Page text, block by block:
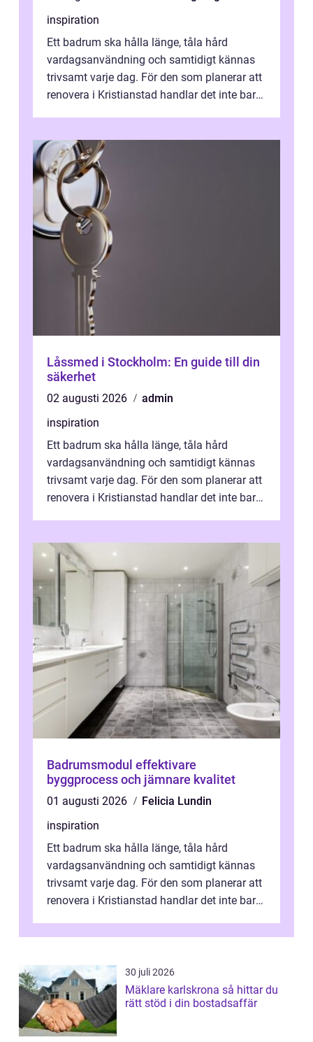
inspiration
Ett badrum ska hålla länge, tåla hård
vardagsanvändning och samtidigt kännas
trivsamt varje dag. För den som planerar att
renovera i Kristianstad handlar det inte bara
Låssmed i Stockholm: En guide till din
säkerhet
02 augusti 2026
admin
inspiration
Ett badrum ska hålla länge, tåla hård
vardagsanvändning och samtidigt kännas
trivsamt varje dag. För den som planerar att
renovera i Kristianstad handlar det inte bara
Badrumsmodul effektivare
byggprocess och jämnare kvalitet
01 augusti 2026
Felicia Lundin
inspiration
Ett badrum ska hålla länge, tåla hård
vardagsanvändning och samtidigt kännas
trivsamt varje dag. För den som planerar att
renovera i Kristianstad handlar det inte bara
30 juli 2026
Mäklare karlskrona så hittar du
rätt stöd i din bostadsaffär